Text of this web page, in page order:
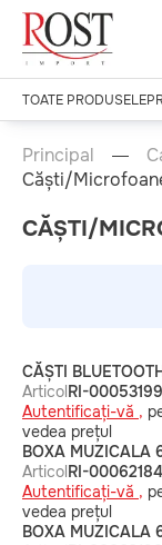
TOATE PRODUSELE
Principal
Căști/
CĂȘTI/
CĂȘTI
ArticolRI-00053199
Autentificați-vă ,
vedea prețul
BOXA MUZICALA
ArticolRI-00062184
Autentificați-vă ,
vedea prețul
BOXA MUZICALA